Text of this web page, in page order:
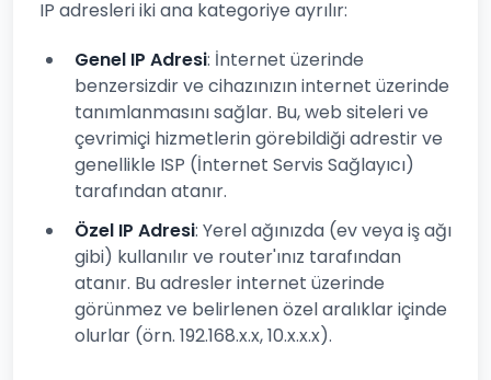
IP adresleri iki ana kategoriye ayrılır:
Genel IP Adresi: İnternet üzerinde
benzersizdir ve cihazınızın internet üzerinde
tanımlanmasını sağlar. Bu, web siteleri ve
çevrimiçi hizmetlerin görebildiği adrestir ve
genellikle ISP (İnternet Servis Sağlayıcı)
tarafından atanır.
Özel IP Adresi: Yerel ağınızda (ev veya iş ağı
gibi) kullanılır ve router'ınız tarafından
atanır. Bu adresler internet üzerinde
görünmez ve belirlenen özel aralıklar içinde
olurlar (örn. 192.168.x.x, 10.x.x.x).